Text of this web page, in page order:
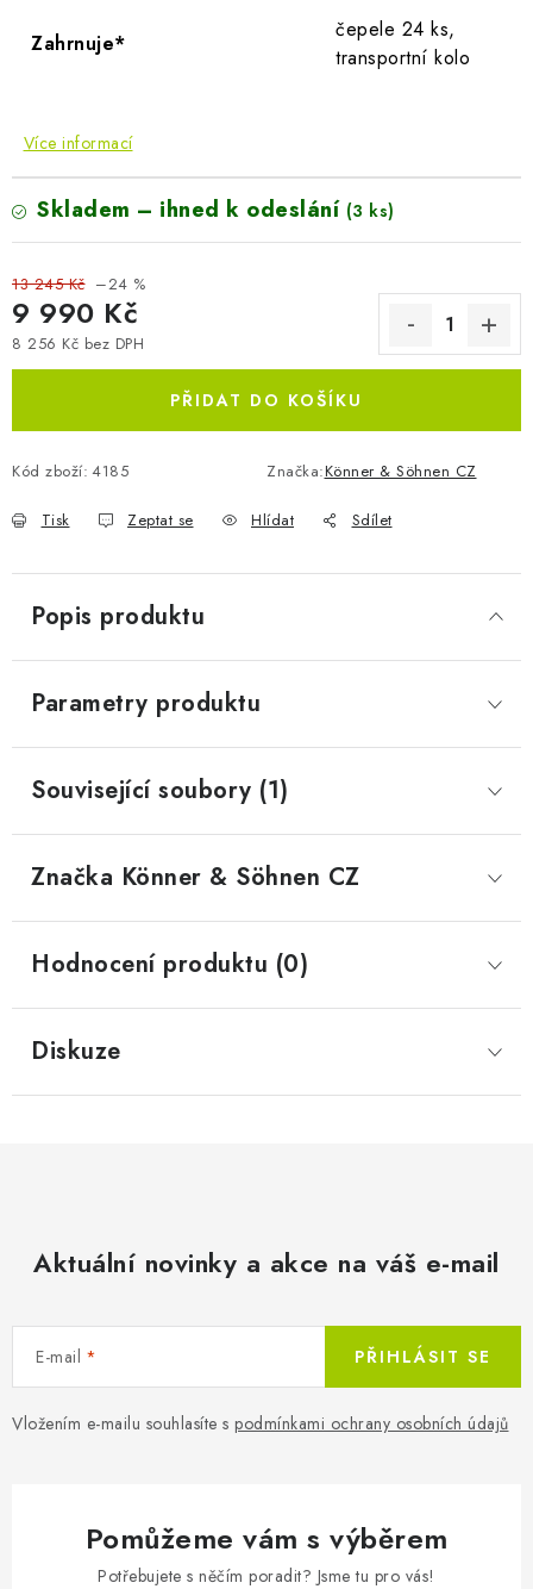
Zahrnuje*
čepele 24 ks,
transportní kolo
Více informací
Skladem – ihned k odeslání (3 ks)
13 245 Kč –24 %
9 990 Kč
8 256 Kč bez DPH
Měrná cena:
PŘIDAT DO KOŠÍKU
Kód zboží: 4185 Značka:Könner & Söhnen CZ
Tisk Zeptat se Hlídat Sdílet
Popis produktu
Parametry produktu
Související soubory (1)
Značka Könner & Söhnen CZ
Hodnocení produktu (0)
Diskuze
Aktuální novinky a akce na váš e-mail
E-mail
Vložením e-mailu souhlasíte s podmínkami ochrany osobních údajů
PŘIHLÁSIT SE
Pomůžeme vám s výběrem
Potřebujete s něčím poradit? Jsme tu pro vás!